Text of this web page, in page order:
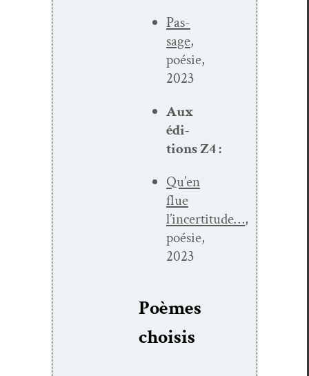
Pas­
sage,
poésie,
2023
Aux
édi­
tions Z4 :
Qu’en
flue
l’incertitude…,
poésie,
2023
Poèmes
choi­sis